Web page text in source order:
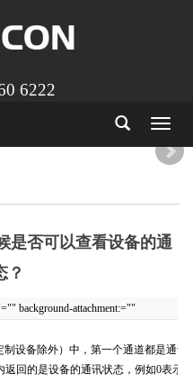
6222
Toggle
是否可以查看设备的通
？
background-attachment:=""
position:="" background-
ask-main" div="" float:=""
none; margin: 0px; padding: 0px;
设备除外）中，第一个通道都是通
回的是设备的通讯状态，例如0表示